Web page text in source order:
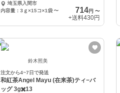
埼玉県入間市
内容量：3ｇ×15コ×1袋 〜 714円〜
+送料430円
鈴木照美
注文から4~7日で発送
和紅茶Angel Mayu (在来茶)ティ−バ
ッグ 3g✖️13